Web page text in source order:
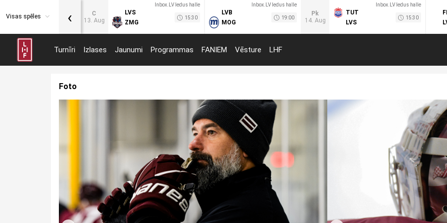
Visas spēles
C
13. Aug
Inbox.LV ledus halle
LVS
ZMG
15:30
Inbox.LV ledus halle
LVB
MOG
19:00
Pk
14. Aug
Inbox.LV ledus halle
TUT
LVS
15:30
‹
Turnīri Izlases Jaunumi Programmas FANIEM Vēsture LHF
Foto